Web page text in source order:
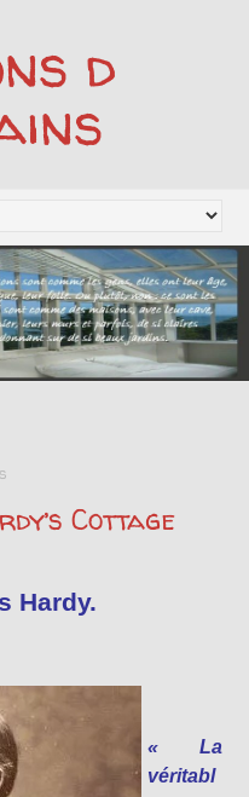
d
Cottage
Hardy.
« La
véritabl